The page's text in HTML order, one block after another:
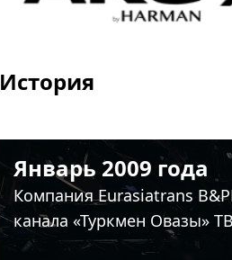
История
Февраль 2009 года
Компания Eurasiatrans
учебный центр для